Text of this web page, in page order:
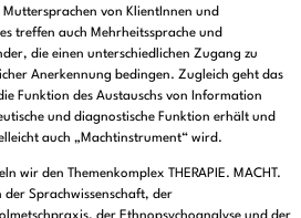
von KlientInnen und
treffen auch Mehrheitssprache und
die einen unterschiedlichen Zugang zu
Anerkennung bedingen. Zugleich geht das
Funktion des Austauschs von Information
und diagnostische Funktion erhält und
auch „Machtinstrument“ wird.
wir den Themenkomplex THERAPIE. MACHT.
der Sprachwissenschaft, der